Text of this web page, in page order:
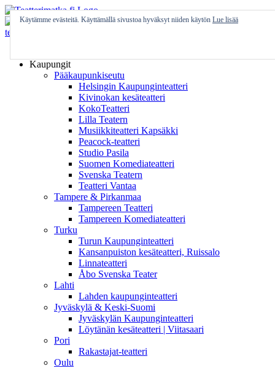
Skip
to
content
Kaupungit
Pääkaupunkiseutu
Helsingin Kaupunginteatteri
Kivinokan kesäteatteri
KokoTeatteri
Lilla Teatern
Musiikkiteatteri Kapsäkki
Peacock-teatteri
Studio Pasila
Suomen Komediateatteri
Svenska Teatern
Teatteri Vantaa
Tampere & Pirkanmaa
Tampereen Teatteri
Tampereen Komediateatteri
Turku
Turun Kaupunginteatteri
Kansanpuiston kesäteatteri, Ruissalo
Linnateatteri
Åbo Svenska Teater
Lahti
Lahden kaupunginteatteri
Jyväskylä & Keski-Suomi
Jyväskylän Kaupunginteatteri
Löytänän kesäteatteri | Viitasaari
Pori
Rakastajat-teatteri
Oulu
Käytämme evästeitä. Käyttämällä sivustoa hyväksyt niiden käytön Lue lisää